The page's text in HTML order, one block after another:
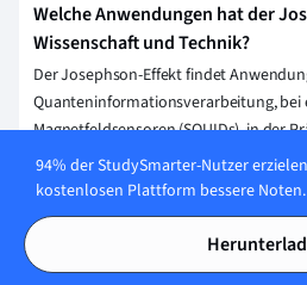
Welche Anwendungen hat der
Wissenschaft und Technik?
Der Josephson-Effekt findet
Quanteninformationsverarbeitung,
Magnetfeldsensoren (SQUIDs), in der
elektrischen Spannungen sowie
Realisierung des Quantenstandards für
in der metrologischen Forschung.
Welche theoretischen Grundlagen
94% der StudySmarter-Nutzer
kostenlosen Plattform bessere Noten.